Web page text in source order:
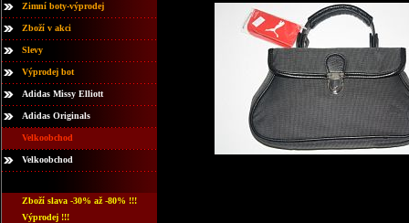
Zimní boty-výprodej
Zboží v akci
Slevy
Výprodej bot
Adidas Missy Elliott
Adidas Originals
Velkoobchod
Velkoobchod
Zboží slava -30% až -80% !!!
Výprodej !!!